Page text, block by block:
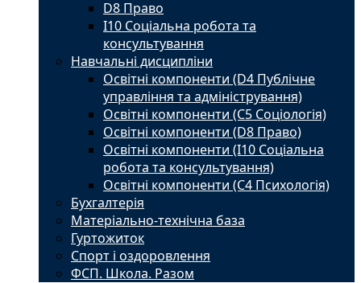
D8 Право
I10 Соціальна робота та
консультування
Навчальні дисципліни
Освітні компоненти (D4 Публічне
управління та адміністрування)
Освітні компоненти (С5 Соціологія)
Освітні компоненти (D8 Право)
Освітні компоненти (I10 Соціальна
робота та консультування)
Освітні компоненти (С4 Психологія)
Бухгалтерія
Матеріально-технічна база
Гуртожиток
Спорт і оздоровлення
ФСП. Школа. Разом